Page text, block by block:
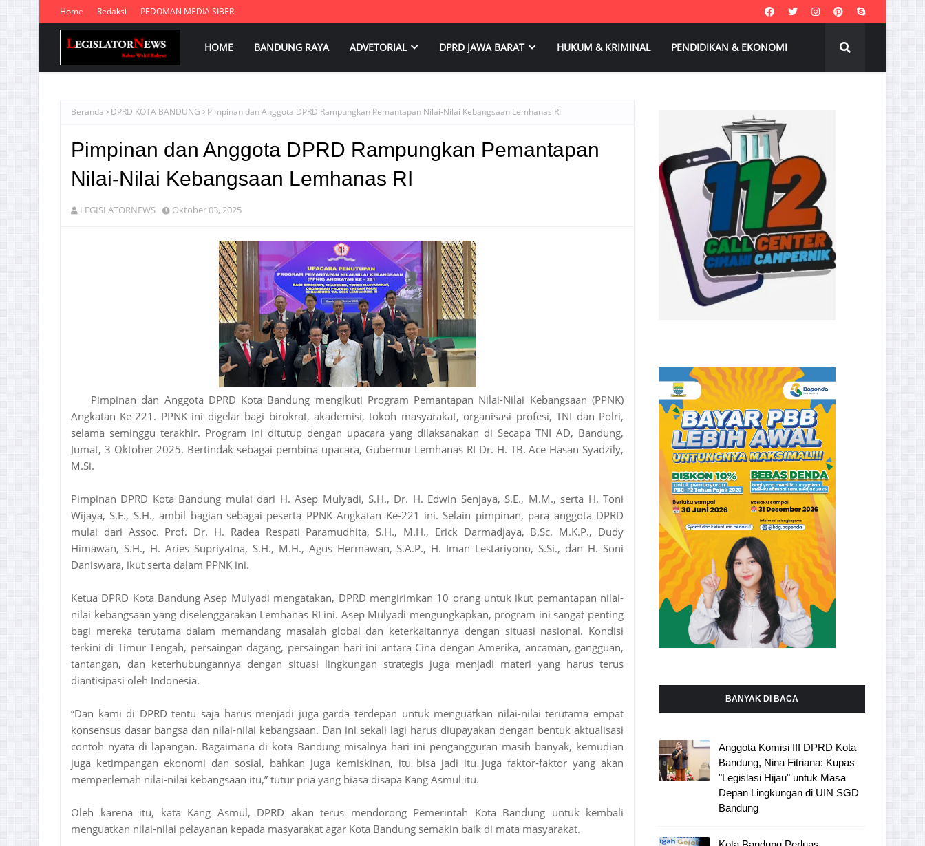
Home Redaksi PEDOMAN MEDIA SIBER
HOME BANDUNG RAYA ADVETORIAL DPRD JAWA BARAT HUKUM & KRIMINAL PENDIDIKAN & EKONOMI
Beranda DPRD KOTA BANDUNG Pimpinan dan Anggota DPRD Rampungkan Pemantapan Nilai-Nilai Kebangsaan Lemhanas RI
Pimpinan dan Anggota DPRD Rampungkan Pemantapan
Nilai-Nilai Kebangsaan Lemhanas RI
LEGISLATORNEWS Oktober 03, 2025
Pimpinan dan Anggota DPRD Kota Bandung mengikuti Program Pemantapan Nilai-Nilai Kebangsaan (PPNK)
Angkatan Ke-221. PPNK ini digelar bagi birokrat, akademisi, tokoh masyarakat, organisasi profesi, TNI dan Polri,
selama seminggu terakhir. Program ini ditutup dengan upacara yang dilaksanakan di Secapa TNI AD, Bandung,
Jumat, 3 Oktober 2025. Bertindak sebagai pembina upacara, Gubernur Lemhanas RI Dr. H. TB. Ace Hasan Syadzily,
M.Si.
Pimpinan DPRD Kota Bandung mulai dari H. Asep Mulyadi, S.H., Dr. H. Edwin Senjaya, S.E., M.M., serta H. Toni
Wijaya, S.E., S.H., ambil bagian sebagai peserta PPNK Angkatan Ke-221 ini. Selain pimpinan, para anggota DPRD
mulai dari Assoc. Prof. Dr. H. Radea Respati Paramudhita, S.H., M.H., Erick Darmadjaya, B.Sc. M.K.P., Dudy
Himawan, S.H., H. Aries Supriyatna, S.H., M.H., Agus Hermawan, S.A.P., H. Iman Lestariyono, S.Si., dan H. Soni
Daniswara, ikut serta dalam PPNK ini.
Ketua DPRD Kota Bandung Asep Mulyadi mengatakan, DPRD mengirimkan 10 orang untuk ikut pemantapan nilai-
nilai kebangsaan yang diselenggarakan Lemhanas RI ini. Asep Mulyadi mengungkapkan, program ini sangat penting
bagi mereka terutama dalam memandang masalah global dan keterkaitannya dengan situasi nasional. Kondisi
terkini di Timur Tengah, persaingan dagang, persaingan hari ini antara Cina dengan Amerika, ancaman, gangguan,
tantangan, dan keterhubungannya dengan situasi lingkungan strategis juga menjadi materi yang harus terus
diantisipasi oleh Indonesia.
“Dan kami di DPRD tentu saja harus menjadi juga garda terdepan untuk menguatkan nilai-nilai terutama empat
konsensus dasar bangsa dan nilai-nilai kebangsaan. Dan ini sekali lagi harus diupayakan dengan bentuk aktualisasi
contoh nyata di lapangan. Bagaimana di kota Bandung misalnya hari ini pengangguran masih banyak, kemudian
juga ketimpangan ekonomi dan sosial, bahkan juga kemiskinan, itu bisa jadi itu juga faktor-faktor yang akan
memperlemah nilai-nilai kebangsaan itu,” tutur pria yang biasa disapa Kang Asmul itu.
Oleh karena itu, kata Kang Asmul, DPRD akan terus mendorong Pemerintah Kota Bandung untuk kembali
menguatkan nilai-nilai pelayanan kepada masyarakat agar Kota Bandung semakin baik di mata masyarakat.
BANYAK DI BACA
Anggota Komisi III DPRD Kota
Bandung, Nina Fitriana: Kupas
"Legislasi Hijau" untuk Masa
Depan Lingkungan di UIN SGD
Bandung